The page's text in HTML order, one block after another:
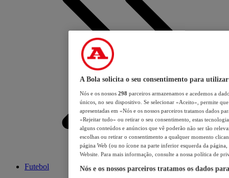
Futebol
A Bola solicita o seu consentimento para utilizar
Nós e os nossos 298 parceiros armazenamos e acedemos a
únicos, no seu dispositivo. Se selecionar «Aceito», permite
apresentadas em «Nós e os nossos parceiros tratamos dados
«Rejeitar tudo» ou retirar o seu consentimento, estas
alguns conteúdos e anúncios que vê poderão não ser tão
escolhas ou retirar o consentimento a qualquer momento
página Web (ou no ícone na parte inferior esquerda da página,
Website. Para mais informação, consulte a nossa política de
Nós e os nossos parceiros tratamos os dados